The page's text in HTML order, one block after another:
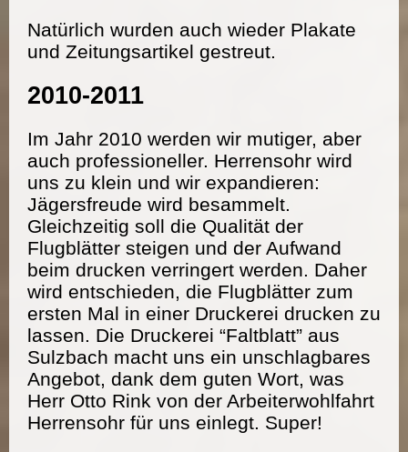
Natürlich wurden auch wieder Plakate
und Zeitungsartikel gestreut.
2010-2011
Im Jahr 2010 werden wir mutiger, aber
auch professioneller. Herrensohr wird
uns zu klein und wir expandieren:
Jägersfreude wird besammelt.
Gleichzeitig soll die Qualität der
Flugblätter steigen und der Aufwand
beim drucken verringert werden. Daher
wird entschieden, die Flugblätter zum
ersten Mal in einer Druckerei drucken zu
lassen. Die Druckerei “Faltblatt” aus
Sulzbach macht uns ein unschlagbares
Angebot, dank dem guten Wort, was
Herr Otto Rink von der Arbeiterwohlfahrt
Herrensohr für uns einlegt. Super!